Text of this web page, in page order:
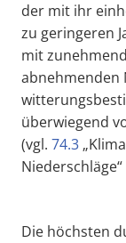
der mit ihr
zu geringeren
mit
abnehmenden
überwiegend
(vgl. 74.3
Die höchsten